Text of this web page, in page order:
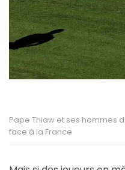
Pape Thiaw et ses hommes
face à la France